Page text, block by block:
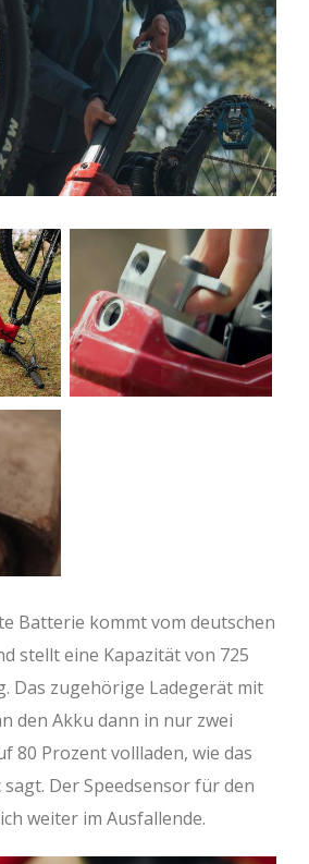
Batterie kommt vom deutschen
stellt eine Kapazität von 725
Das zugehörige Ladegerät mit
den Akku dann in nur zwei
80 Prozent vollladen, wie das
sagt. Der Speedsensor für den
weiter im Ausfallende.